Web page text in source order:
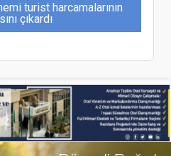
turist harcamalarının
çıkardı
nüfusun rotası, Türkiye'ye